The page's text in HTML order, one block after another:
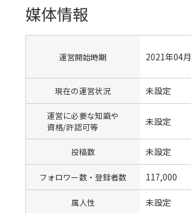
媒体情報
運営開始時期 2021年04月
現在の運営状況 未設定
運営に必要な知識や
資格/許認可等
未設定
投稿数 未設定
フォロワー数・登録者数 117,000
属人性 未設定